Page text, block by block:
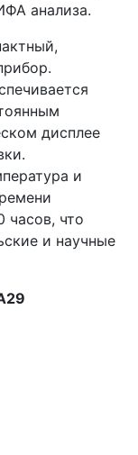
анализа.
дисплее
и
часов, что
и научные